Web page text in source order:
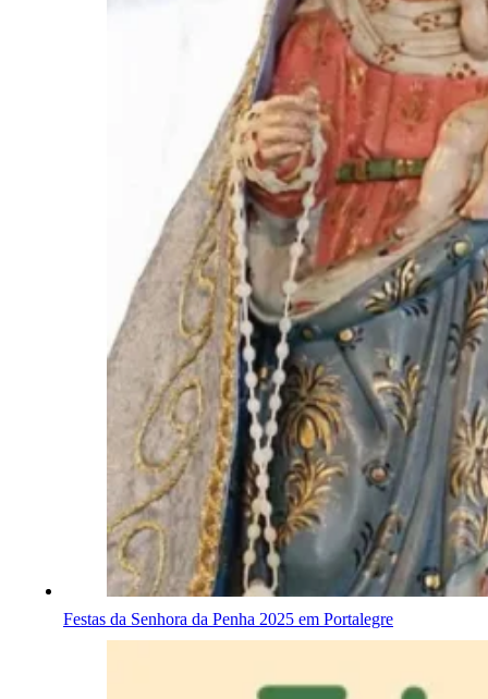
Festas da Senhora da Penha 2025 em Portalegre